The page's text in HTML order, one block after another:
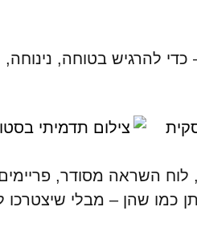
להרגיש בטוחה, נינוחה,
השראה מסודר, פריימים
כמו שהן – מבלי שיצטרכו